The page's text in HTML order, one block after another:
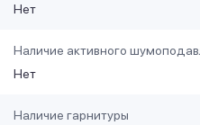
Нет
Наличие активного
Нет
Наличие гарнитуры